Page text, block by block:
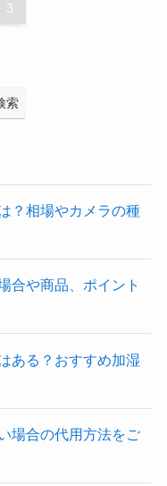
3
索
？相場やカメラの種
合や商品、ポイント
ある？おすすめ加湿
場合の代用方法をご